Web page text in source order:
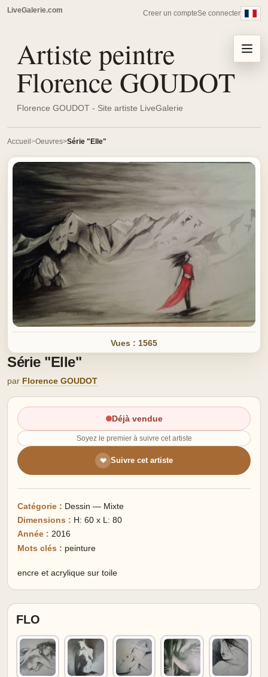
LiveGalerie.com Creer un compteSe connecter
Artiste peintre
Florence GOUDOT
Florence GOUDOT - Site artiste LiveGalerie
Menu
Accueil Oeuvres Série "Elle"
Vues : 1565
Série "Elle"
par Florence GOUDOT
Déjà vendue
Soyez le premier à suivre cet artiste
❤ Suivre cet artiste
Catégorie : Dessin — Mixte
Dimensions : H: 60 x L: 80
Année : 2016
Mots clés : peinture
encre et acrylique sur toile
FLO